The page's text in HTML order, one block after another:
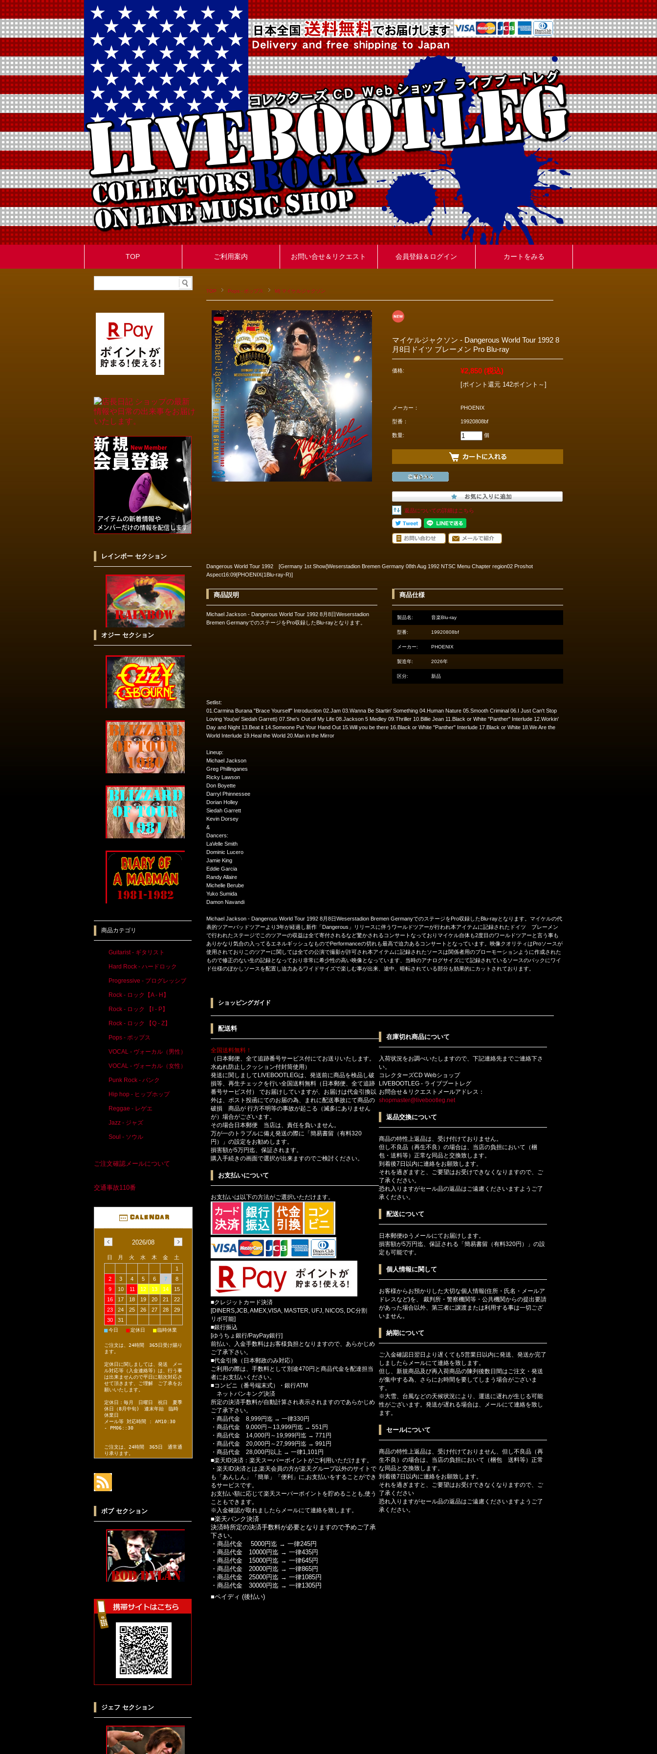
TOP ご利用案内 お問い合せ＆リクエスト 会員登録＆ログイン カートをみる
TOP Pops - ポップス M) マイケルジャクソン
マイケルジャクソン - Dangerous World Tour 1992 8
月8日ドイツ ブレーメン Pro Blu-ray
価格: ¥2,850 (税込)
[ポイント還元 142ポイント～]
メーカー： PHOENIX
型番： 19920808bf
数量: 個
返品についての詳細はこちら
Dangerous World Tour 1992 [Germany 1st Show]Weserstadion Bremen Germany 08th Aug 1992 NTSC Menu Chapter region02 Proshot
Aspect16:09[PHOENIX(1Blu-ray-R)]
商品説明
Michael Jackson - Dangerous World Tour 1992 8月8日Weserstadion
Bremen GermanyでのステージをPro収録したBlu-rayとなります。
商品仕様
製品名: 音楽Blu-ray
型番: 19920808bf
メーカー: PHOENIX
製造年: 2026年
区分: 新品
Setlist:
01.Carmina Burana "Brace Yourself" Introduction 02.Jam 03.Wanna Be Startin' Something 04.Human Nature 05.Smooth Criminal 06.I Just Can't Stop
Loving You(w/ Siedah Garrett) 07.She's Out of My Life 08.Jackson 5 Medley 09.Thriller 10.Billie Jean 11.Black or White "Panther" Interlude 12.Workin'
Day and Night 13.Beat it 14.Someone Put Your Hand Out 15.Will you be there 16.Black or White "Panther" Interlude 17.Black or White 18.We Are the
World Interlude 19.Heal the World 20.Man in the Mirror
Lineup:
Michael Jackson
Greg Phillinganes
Ricky Lawson
Don Boyette
Darryl Phinnessee
Dorian Holley
Siedah Garrett
Kevin Dorsey
&
Dancers:
LaVelle Smith
Dominic Lucero
Jamie King
Eddie Garcia
Randy Allaire
Michelle Berube
Yuko Sumida
Damon Navandi
Michael Jackson - Dangerous World Tour 1992 8月8日Weserstadion Bremen GermanyでのステージをPro収録したBlu-rayとなります。マイケルの代
表的ツアーバッドツアーより3年が経過し新作「Dangerous」リリースに伴うワールドツアーが行われ本アイテムに記録されたドイツ ブレーメン
で行われたステージでこのツアーの収益は全て寄付されるなど驚かされるコンサートなっておりマイケル自体も2度目のワールドツアーと言う事も
ありかなり気合の入ってるエネルギッシュなものでPerformanceの切れも最高で迫力あるコンサートとなっています。映像クオリティはProソースが
使用されておりこのツアーに関しては全ての公演で撮影が許可され本アイテムに記録されたソースは関係者用のプローモーションように作成された
もので修正のない生の記録となっており非常に希少性の高い映像となっています、当時のアナログサイズにて記録されているソースのバックにワイ
ド仕様のぼかしソースを配置し迫力あるワイドサイズで楽しむ事が出来、途中、暗転されている部分も効果的にカットされております。
ショッピングガイド
配送料
全国送料無料！
（日本郵便、全て追跡番号サービス付にてお送りいたします。
水ぬれ防止しクッション付封筒使用）
発送に関しましてLIVEBOOTLEGは、発送前に商品を検品し破
損等、再生チェックを行い全国送料無料（日本郵便、全て追跡
番号サービス付） でお届けしていますが、お届けは代金引換以
外は、ポスト投函にてのお届の為、まれに配送事故にて商品の
破損 商品が 行方不明等の事故が起こる（滅多にありません
が）場合がございます。
その場合日本郵便 当店は、責任を負いません。
万が一のトラブルに備え発送の際に「簡易書留（有料320
円）」の設定をお勧めします。
損害額が5万円迄、保証されます。
購入手続きの画面で選択が出来ますのでご検討ください。
お支払いについて
お支払いは以下の方法がご選択いただけます。
■クレジットカード決済
[DINERS,JCB, AMEX,VISA, MASTER, UFJ, NICOS, DC分割
リボ可能]
■銀行振込
[ゆうちょ銀行/PayPay銀行]
前払い、入金手数料はお客様負担となりますので、あらかじめ
ご了承下さい。
■代金引換（日本郵政のみ対応）
ご利用の際は、手数料として別途470円と商品代金を配達担当
者にお支払いください。
■コンビニ（番号端末式）・銀行ATM
ネットバンキング決済
所定の決済手数料が自動計算され表示されますのであらかじめ
ご了承下さい。
・商品代金 8,999円迄 → 一律330円
・商品代金 9,000円～13,999円迄 → 551円
・商品代金 14,000円～19,999円迄 → 771円
・商品代金 20,000円～27,999円迄 → 991円
・商品代金 28,000円以上 → 一律1,101円
■楽天ID決済：楽天スーパーポイントがご利用いただけます。
・楽天ID決済とは,楽天会員の方が楽天グループ以外のサイトで
も「あんしん」「簡単」「便利」に,お支払いをすることができ
るサービスです。
お支払い額に応じて楽天スーパーポイントを貯めることも,使う
こともできます。
※入金確認が取れましたらメールにて連絡を致します。
■楽天バンク決済
決済時所定の決済手数料が必要となりますので予めご了承
下さい。
・商品代金 5000円迄 → 一律245円
・商品代金 10000円迄 → 一律435円
・商品代金 15000円迄 → 一律645円
・商品代金 20000円迄 → 一律865円
・商品代金 25000円迄 → 一律1085円
・商品代金 30000円迄 → 一律1305円
在庫切れ商品について
入荷状況をお調べいたしますので、下記連絡先までご連絡下さ
い。
コレクターズCD Webショップ
LIVEBOOTLEG - ライブブートレグ
お問合せ＆リクエストメールアドレス：
shopmaster@livebootleg.net
返品交換について
商品の特性上返品は、受け付けておりません。
但し不良品（再生不良）の場合は、当店の負担において（梱
包・送料等）正常な同品と交換致します。
到着後7日以内に連絡をお願致します。
それを過ぎますと、ご要望はお受けできなくなりますので、ご
了承ください。
恐れ入りますがセール品の返品はご遠慮くださいますようご了
承ください。
配送について
日本郵便ゆうメールにてお届けします。
損害額が5万円迄、保証される「簡易書留（有料320円）」の設
定も可能です。
個人情報に関して
お客様からお預かりした大切な個人情報(住所・氏名・メールア
ドレスなど)を、 裁判所・警察機関等・公共機関からの提出要請
があった場合以外、第三者に譲渡または利用する事は一切ござ
いません。
納期について
ご入金確認日翌日より遅くても5営業日以内に発送、発送か完了
しましたらメールにて連絡を致します。
但し、新規商品及び再入荷商品の陳列後数日間はご注文・発送
が集中する為、さらにお時間を要してしまう場合がございま
す。
※大雪、台風などの天候状況により、運送に遅れが生じる可能
性がございます。発送が遅れる場合は、メールにて連絡を致し
ます。
セールについて
商品の特性上返品は、受け付けておりません、但し不良品（再
生不良）の場合は、当店の負担において（梱包 送料等）正常
な同品と交換致します。
到着後7日以内に連絡をお願致します。
それを過ぎますと、ご要望はお受けできなくなりますので、ご
了承ください
恐れ入りますがセール品の返品はご遠慮くださいますようご了
承ください。
■ペイディ (後払い)
レインボー セクション
オジー セクション
商品カテゴリ
Guitarist - ギタリスト
Hard Rock - ハードロック
Progressive - プログレッシブ
Rock - ロック【A - H】
Rock - ロック 【I - P】
Rock - ロック 【Q - Z】
Pops - ポップス
VOCAL - ヴォーカル（男性）
VOCAL - ヴォーカル（女性）
Punk Rock - パンク
Hip hop - ヒップホップ
Reggae - レゲエ
Jazz - ジャズ
Soul - ソウル
ご注文確認メールについて
交通事故110番
2026/08
日 月 火 水 木 金
土
1
2
3 4 5 6 7
8
9
10 11 12 13 14
15
16
17 18 19 20 21
22
23
24 25 26 27 28
29
30
31
■今日 ■定休日 ■臨時休業
ご注文は、24時間 365日受け賜り
ます。
定休日に関しましては、発送 メー
ル対応等（入金連絡等）は、行う事
は出来ませんので平日に順次対応さ
せて頂きます、ご理解 ご了承をお
願いいたします。
定休日：毎月 日曜日 祝日 夏季
休日（8月中旬) 連末年始 臨時
休業日
メール等 対応時間 : AM10:30
- PM06::30
ご注文は、24時間 365日 通常通
り承ります。
ボブ セクション
ジェフ セクション